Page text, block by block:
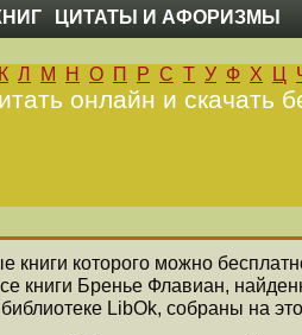
ЦИТАТЫ И АФОРИЗМЫ
К Л М Н О П Р С Т У Ф Х Ц
онлайн и скачать
книги которого можно
книги Бренье Флавиан,
LibOk, собраны на